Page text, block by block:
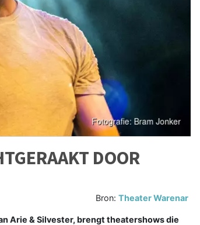
DOOR
Bron:Theater Warenar
Arie & Silvester, brengt theatershows die